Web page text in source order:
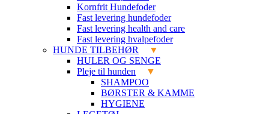
Kornfrit Hundefoder
Fast levering hundefoder
Fast levering health and care
Fast levering hvalpefoder
HUNDE TILBEHØR
HULER OG SENGE
Pleje til hunden
SHAMPOO
BØRSTER & KAMME
HYGIENE